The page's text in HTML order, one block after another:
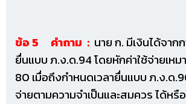
ข้อ 5 คำถาม : นาย ก. มีเงินได้จาก
ยื่นแบบ ภ.ง.ด.94 โดยหักค่าใช้จ่ายเหม
80 เมื่อถึงกำหนดเวลายื่นแบบ ภ.ง.ด
จ่ายตามความจำเป็นและสมควร ได้หรื